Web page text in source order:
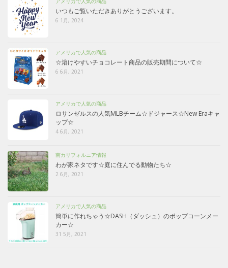
いつもご覧いただきありがとうございます。
6 1月, 2024
アメリカで人気の商品
☆溶けやすいチョコレート商品の販売期間について☆
6 6月, 2021
アメリカで人気の商品
ロサンゼルスの人気MLBチーム☆ドジャース☆New Eraキャ
ップ☆
4 6月, 2021
南カリフォルニア情報
わが家ネタです☆庭に住んでる動物たち☆
2 6月, 2021
アメリカで人気の商品
簡単に作れちゃう☆DASH（ダッシュ）のポップコーンメー
カー☆
31 5月, 2021